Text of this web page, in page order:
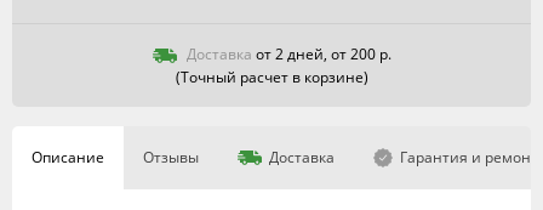
Доставка от 2 дней, от 200 р.
(Точный расчет в корзине)
Описание Отзывы Доставка Гарантия и ремонт